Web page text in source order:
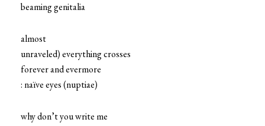
beaming genitalia
almost
unraveled) everything crosses
forever and evermore
: naïve eyes (nuptiae)
why don’t you write me